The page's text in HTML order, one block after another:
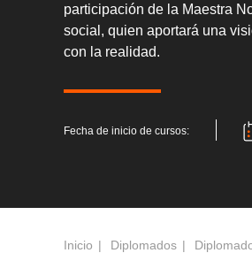
participación de la Maestra
social, quien aportará una
con la realidad.
Fecha de inicio de cursos:
Inicio Diplomados